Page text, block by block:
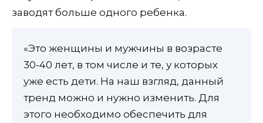
заводят больше одного ребенка.
«Это женщины и мужчины в возрасте
30-40 лет, в том числе и те, у которых
уже есть дети. На наш взгляд, данный
тренд можно и нужно изменить. Для
этого необходимо обеспечить для